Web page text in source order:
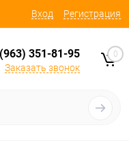
Вход Регистрация
351-81-95
Заказать звонок
0